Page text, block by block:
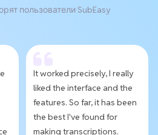
пользователи SubEasy
It worked precisely, I really
liked the interface and the
features. So far, it has been
the best I've found for
making transcriptions.